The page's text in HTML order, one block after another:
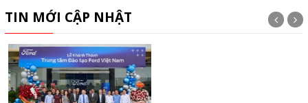
TIN MỚI CẬP NHẬT